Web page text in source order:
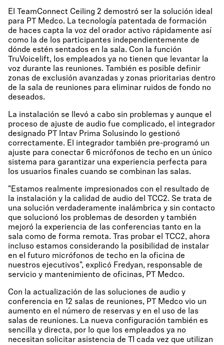
El TeamConnect Ceiling 2 demostró ser la solución ideal
para PT Medco. La tecnología patentada de formación
de haces capta la voz del orador activo rápidamente así
como la de los participantes independientemente de
dónde estén sentados en la sala. Con la función
TruVoicelift, los empleados ya no tienen que levantar la
voz durante las reuniones. También es posible definir
zonas de exclusión avanzadas y zonas prioritarias dentro
de la sala de reuniones para eliminar ruidos de fondo no
deseados.
La instalación se llevó a cabo sin problemas y aunque el
proceso de ajuste de audio fue complicado, el integrador
designado PT Intav Prima Solusindo lo gestionó
correctamente. El integrador también pre-programó un
ajuste para conectar 6 micrófonos de techo en un único
sistema para garantizar una experiencia perfecta para
los usuarios finales cuando se combinan las salas.
"Estamos realmente impresionados con el resultado de
la instalación y la calidad de audio del TCC2. Se trata de
una solución verdaderamente inalámbrica y sin contacto
que solucionó los problemas de desorden y también
mejoró la experiencia de las conferencias tanto en la
sala como de forma remota. Tras probar el TCC2, ahora
incluso estamos considerando la posibilidad de instalar
en el futuro micrófonos de techo en la oficina de
nuestros ejecutivos", explicó Fredyan, responsable de
servicio y mantenimiento de oficinas, PT Medco.
Con la actualización de las soluciones de audio y
conferencia en 12 salas de reuniones, PT Medco vio un
aumento en el número de reservas y en el uso de las
salas de reuniones. La nueva configuración también es
sencilla y directa, por lo que los empleados ya no
necesitan solicitar asistencia de TI cada vez que utilizan